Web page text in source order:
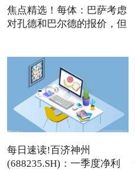
焦点精选！每体：巴萨考虑
对孔德和巴尔德的报价，但
每日速读!百济神州
(688235.SH)：一季度净利